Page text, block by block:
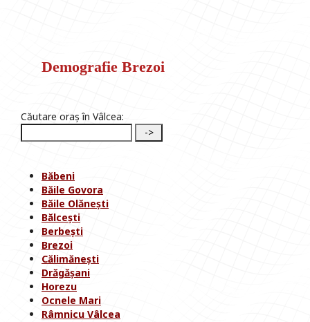
Demografie Brezoi
Căutare oraș în Vâlcea:
Băbeni
Băile Govora
Băile Olănești
Bălcești
Berbești
Brezoi
Călimănești
Drăgășani
Horezu
Ocnele Mari
Râmnicu Vâlcea